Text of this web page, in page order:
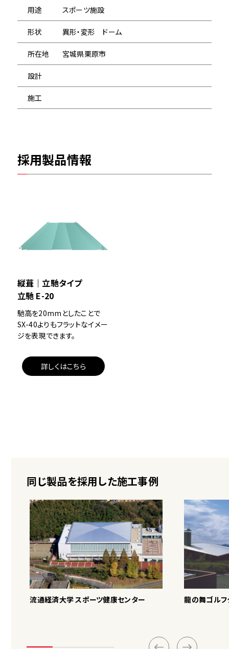
用途 スポーツ施設
形状 異形・変形 ドーム
所在地 宮城県栗原市
設計
施工
採用製品情報
縦葺｜立馳タイプ
立馳 E-20
馳高を20mmとしたことで
SX-40よりもフラットなイメー
ジを表現できます。
詳しくはこちら
同じ製品を採用した施工事例
流通経済大学 スポーツ健康センター 龍の舞ゴルフ